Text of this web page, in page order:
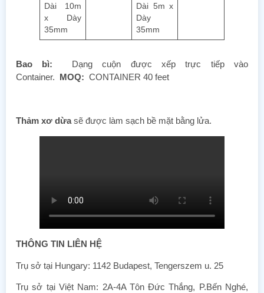
Dài 10m
x Dày
35mm
Dài 5m x
Dày
35mm
Bao bì: Dạng cuộn được xếp trực tiếp vào
Container. MOQ: CONTAINER 40 feet
Thảm xơ dừasẽ được làm sạch bề mặt bằng lửa.
THÔNG TIN LIÊN HỆ
Trụ sở tại Hungary: 1142 Budapest, Tengerszem u. 25
Trụ sở tại Việt Nam: 2A-4A Tôn Đức Thắng, P.Bến Nghé,